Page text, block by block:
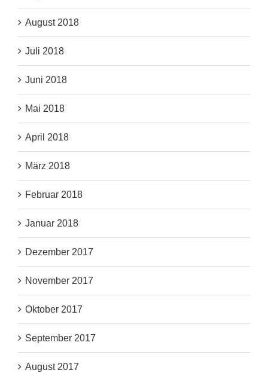
August 2018
Juli 2018
Juni 2018
Mai 2018
April 2018
März 2018
Februar 2018
Januar 2018
Dezember 2017
November 2017
Oktober 2017
September 2017
August 2017